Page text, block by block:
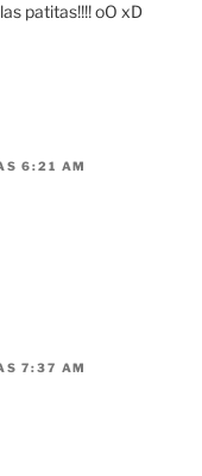
patitas!!!! oO xD
6:21 AM
7:37 AM